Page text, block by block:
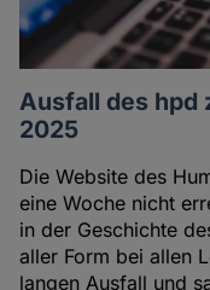
Ausfall des hpd
2025
Die Website des
eine Woche nicht
in der Geschichte
aller Form bei allen
langen Ausfall und